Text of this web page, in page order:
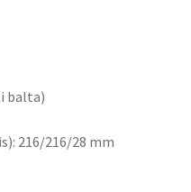
balta)
216/216/28 mm